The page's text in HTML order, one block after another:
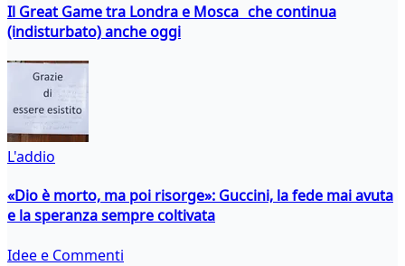
Il Great Game tra Londra e Mosca che continua
(indisturbato) anche oggi
L'addio
«Dio è morto, ma poi risorge»: Guccini, la fede mai avuta
e la speranza sempre coltivata
Idee e Commenti